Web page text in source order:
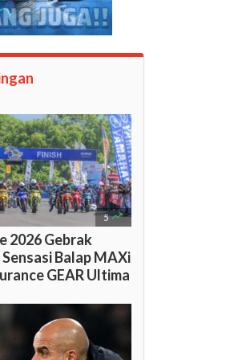
5 
2026 Gebrak
Balap MAXi
GEAR Ultima